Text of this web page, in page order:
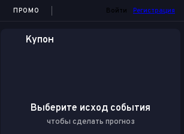
ПРОМО Войти Регистрация
Купон
Выберите исход события
чтобы сделать прогноз